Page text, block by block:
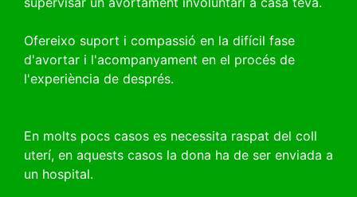
Ofereixo suport i compassió en la difícil fase
d'avortar i l'acompanyament en el procés de
l'experiència de després.
En molts pocs casos es necessita raspat del coll
uterí, en aquests casos la dona ha de ser enviada a
un hospital.